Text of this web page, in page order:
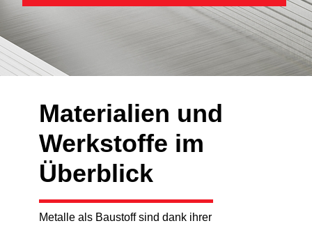
Materialien und
Werkstoffe im
Überblick
Metalle als Baustoff sind dank ihrer